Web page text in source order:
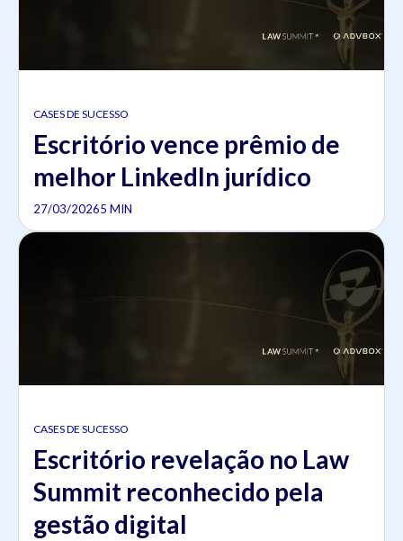
CASES DE SUCESSO
Escritório vence prêmio de
melhor LinkedIn jurídico
27/03/20265 MIN
CASES DE SUCESSO
Escritório revelação no Law
Summit reconhecido pela
gestão digital